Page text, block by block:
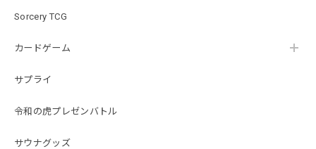
Sorcery TCG
カードゲーム
サプライ
令和の虎プレゼンバトル
サウナグッズ